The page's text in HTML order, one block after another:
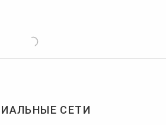
СЕТИ